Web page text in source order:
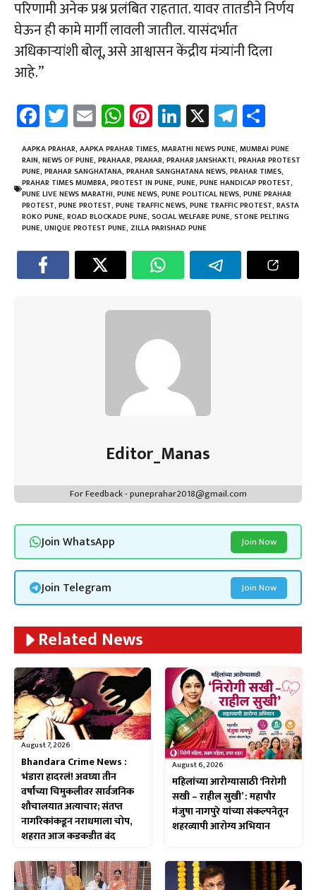
परिणामी अनेक प्रश्न प्रलंबित राहतात. यावर तातडीने निर्णय
घेऊन ही कामे मार्गी लावली जातील. यासंदर्भात
अधिकाऱ्यांशी बोलू, असे आश्वासन केंद्रीय मंत्र्यांनी दिला
आहे.”
Fa
ce
b
o
ok
T
wi
tt
er
E
m
ail
W
h
at
sA
p
p
Pi
nt
er
es
t
Li
nk
e
dI
n
X Te
le
gr
a
m
ar
e
AAPKA PRAHAR, AAPKA PRAHAR TIMES, MARATHI NEWS PUNE, MUMBAI PUNE
RAIN, NEWS OF PUNE, PRAHAAR, PRAHAR, PRAHAR JANSHAKTI, PRAHAR PROTEST
PUNE, PRAHAR SANGHATANA, PRAHAR SANGHATANA NEWS, PRAHAR TIMES,
PRAHAR TIMES MUMBRA, PROTEST IN PUNE, PUNE, PUNE HANDICAP PROTEST,
PUNE LIVE NEWS MARATHI, PUNE NEWS, PUNE POLITICAL NEWS, PUNE PRAHAR
PROTEST, PUNE PROTEST, PUNE TRAFFIC NEWS, PUNE TRAFFIC PROTEST, RASTA
ROKO PUNE, ROAD BLOCKADE PUNE, SOCIAL WELFARE PUNE, STONE PELTING
PUNE, UNIQUE PROTEST PUNE, ZILLA PARISHAD PUNE
Editor_Manas
For Feedback - puneprahar2018@gmail.com
Join WhatsApp Join Now
Join Telegram Join Now
Related News
August 7, 2026
Bhandara Crime News :
भंडारा हादरलं! अवघ्या तीन
वर्षांच्या चिमुकलीवर सार्वजनिक
शौचालयात अत्याचार; संतप्त
नागरिकांकडून नराधमाला चोप,
शहरात आज कडकडीत बंद
August 6, 2026
महिलांच्या आरोग्यासाठी ‘निरोगी
सखी – राहील सुखी’ : महापौर
मंजुषा नागपुरे यांच्या संकल्पनेतून
शहरव्यापी आरोग्य अभियान